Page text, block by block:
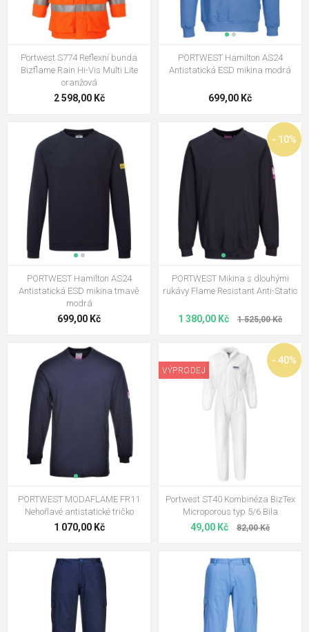
Portwest S774 Reflexní bunda
Bizflame Rain Hi-Vis Multi Lite
oranžová
2 598,00 Kč
PORTWEST Hamilton AS24
Antistatická ESD mikina modrá
699,00 Kč
PORTWEST Hamilton AS24
Antistatická ESD mikina tmavě
modrá
699,00 Kč
- 10%
PORTWEST Mikina s dlouhými
rukávy Flame Resistant Anti-Static
1 380,00 Kč 1 525,00 Kč
PORTWEST MODAFLAME FR11
Nehořlavé antistatické tričko
1 070,00 Kč
- 40%
VÝPRODEJ
Portwest ST40 Kombinéza BizTex
Microporous typ 5/6 Bila
49,00 Kč 82,00 Kč